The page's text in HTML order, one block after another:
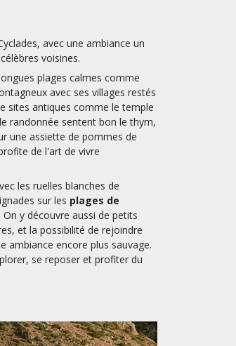
avec une ambiance un
voisines.
plages calmes comme
avec ses villages restés
sites antiques comme le temple
randonnée sentent bon le thym,
une assiette de pommes de
de l'art de vivre
les ruelles blanches de
sur les plages de
On y découvre aussi de petits
et la possibilité de rejoindre
ambiance encore plus sauvage.
se reposer et profiter du